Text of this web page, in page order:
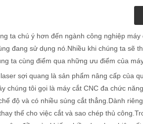
ta chú ý hơn đến ngành công nghiệp
đang sử dụng nó.Nhiều khi chúng ta sẽ
ta cùng điểm qua những ưu điểm của
sợi quang là sản phẩm nâng cấp của
chúng tôi gọi là máy cắt CNC đa chức
độ và có nhiều súng cắt thẳng.Dành
thế cho việc cắt và sao chép thủ